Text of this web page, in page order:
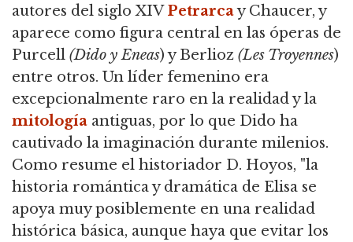
autores del siglo XIVPetrarcay Chaucer, y
aparece como figura central en las óperas de
Purcell (Dido y Eneas) y Berlioz (Les Troyennes)
entre otros. Un líder femenino era
excepcionalmente raro en la realidad y la
mitología antiguas, por lo que Dido ha
cautivado la imaginación durante milenios.
Como resume el historiador D. Hoyos, "la
historia romántica y dramática de Elisa se
apoya muy posiblemente en una realidad
histórica básica, aunque haya que evitar los